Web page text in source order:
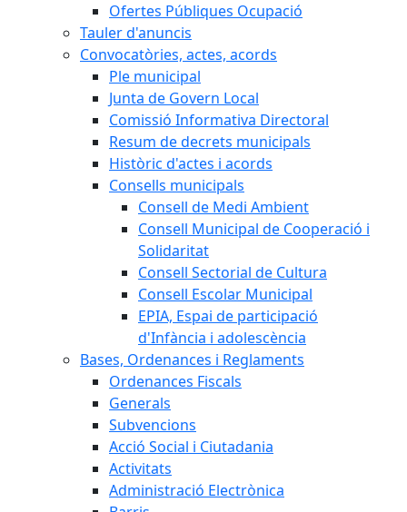
Ofertes Públiques Ocupació
Tauler d'anuncis
Convocatòries, actes, acords
Ple municipal
Junta de Govern Local
Comissió Informativa Directoral
Resum de decrets municipals
Històric d'actes i acords
Consells municipals
Consell de Medi Ambient
Consell Municipal de Cooperació i
Solidaritat
Consell Sectorial de Cultura
Consell Escolar Municipal
EPIA, Espai de participació
d'Infància i adolescència
Bases, Ordenances i Reglaments
Ordenances Fiscals
Generals
Subvencions
Acció Social i Ciutadania
Activitats
Administració Electrònica